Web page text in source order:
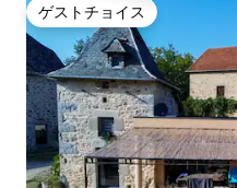
ゲストチョイス
ゲストチョイス